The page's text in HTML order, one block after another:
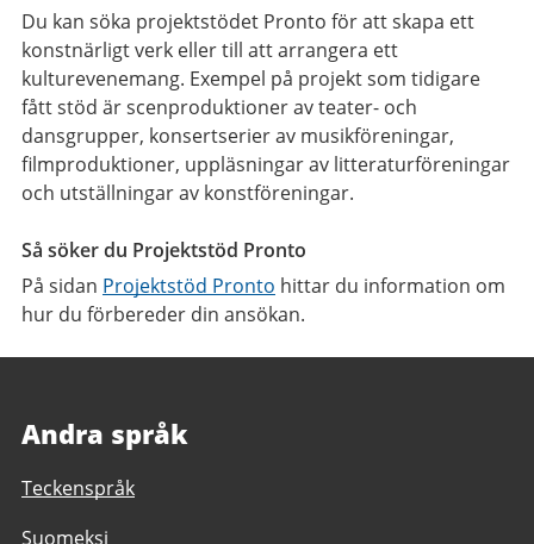
Du kan söka projektstödet Pronto för att skapa ett
konstnärligt verk eller till att arrangera ett
kulturevenemang. Exempel på projekt som tidigare
fått stöd är scenproduktioner av teater- och
dansgrupper, konsertserier av musikföreningar,
filmproduktioner, uppläsningar av litteraturföreningar
och utställningar av konstföreningar.
Så söker du Projektstöd Pronto
På sidan Projektstöd Pronto hittar du information om
hur du förbereder din ansökan.
Andra språk
Teckenspråk
Suomeksi